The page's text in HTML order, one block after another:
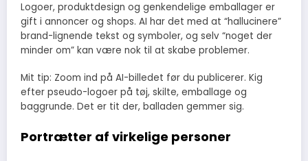
Logoer, produktdesign og genkendelige emballager er
gift i annoncer og shops. AI har det med at “hallucinere”
brand-lignende tekst og symboler, og selv “noget der
minder om” kan være nok til at skabe problemer.
Mit tip: Zoom ind på AI-billedet før du publicerer. Kig
efter pseudo-logoer på tøj, skilte, emballage og
baggrunde. Det er tit der, balladen gemmer sig.
Portrætter af virkelige personer